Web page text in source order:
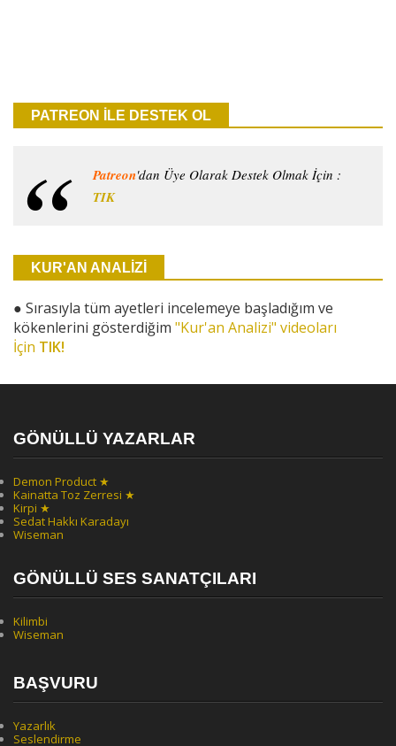
PATREON İLE DESTEK OL
Patreon'dan Üye Olarak Destek Olmak İçin :
TIK
KUR'AN ANALİZİ
● Sırasıyla tüm ayetleri incelemeye başladığım ve
kökenlerini gösterdiğim "Kur'an Analizi" videoları
İçin TIK!
GÖNÜLLÜ YAZARLAR
Demon Product ★
Kainatta Toz Zerresi ★
Kirpi ★
Sedat Hakkı Karadayı
Wiseman
GÖNÜLLÜ SES SANATÇILARI
Kilimbi
Wiseman
BAŞVURU
Yazarlık
Seslendirme